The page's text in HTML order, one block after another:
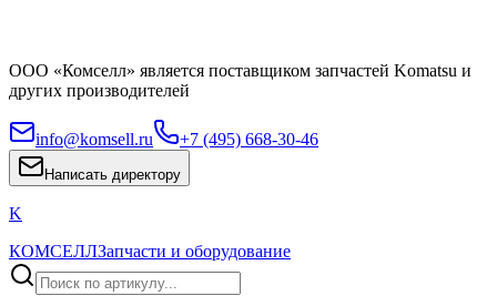
ООО «Комселл» является поставщиком запчастей Komatsu и
других производителей
info@komsell.ru +7 (495) 668-30-46
Написать директору
K
КОМСЕЛЛЗапчасти и оборудование